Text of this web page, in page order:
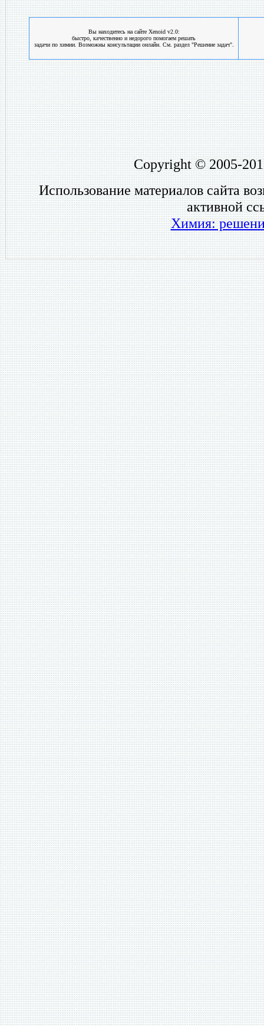
Вы находитесь на сайте Xenoid v2.0:
быстро, качественно и недорого помогаем решать
задачи по химии. Возможны консультации онлайн. См. раздел "Решение задач".
Copyright © 2005-
Использование материалов сайта
активной
Химия: